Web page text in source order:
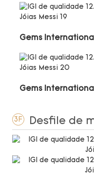
Gems
Gems
3F Desfile de